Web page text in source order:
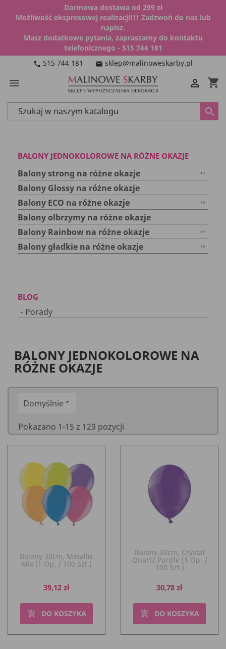
Darmowa dostawa od 299 zł
Możliwość ekspresowej realizacji!!! Zadzwoń do nas lub
napisz.
Masz dodatkowe pytania, zapraszamy do kontaktu
telefonicznego - 515 744 181
phone 515 744 181 email sklep@malinoweskarby.pl
 shopping_cart

search
BALONY JEDNOKOLOROWE NA RÓŻNE OKAZJE
Balony strong na różne okazje ››
Balony Glossy na różne okazje
Balony ECO na różne okazje
››
Balony olbrzymy na różne okazje
Balony Rainbow na różne okazje
››
Balony gładkie na różne okazje ››
BLOG
Porady
BALONY JEDNOKOLOROWE NA
RÓŻNE OKAZJE
Domyślnie 
Pokazano 1-15 z 129 pozycji
Balony 30cm, Metallic
Mix (1 Op. / 100 Szt.)
Cena
39,12 zł
add_shopping_cart DO KOSZYKA
Balony 30cm, Crystal
Quartz Purple (1 Op. /
100 Szt.)
Cena
30,78 zł
add_shopping_cart DO KOSZYKA